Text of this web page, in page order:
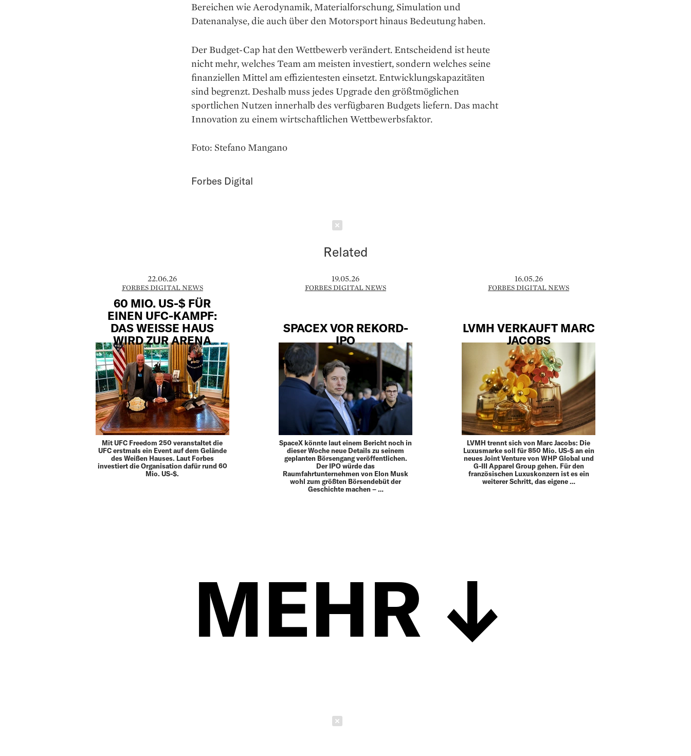
Bereichen wie Aerodynamik, Materialforschung, Simulation und
Datenanalyse, die auch über den Motorsport hinaus Bedeutung haben.
Der Budget-Cap hat den Wettbewerb verändert. Entscheidend ist heute
nicht mehr, welches Team am meisten investiert, sondern welches seine
finanziellen Mittel am effizientesten einsetzt. Entwicklungskapazitäten
sind begrenzt. Deshalb muss jedes Upgrade den größtmöglichen
sportlichen Nutzen innerhalb des verfügbaren Budgets liefern. Das macht
Innovation zu einem wirtschaftlichen Wettbewerbsfaktor.
Foto: Stefano Mangano
Forbes Digital
Related
22.06.26
FORBES DIGITAL NEWS
60 MIO. US-$ FÜR
EINEN UFC-KAMPF:
DAS WEISSE HAUS W
IRD ZUR ARENA
Mit UFC Freedom 250 veranstaltet die
UFC erstmals ein Event auf dem Gelände
des Weißen Hauses. Laut Forbes
investiert die Organisation dafür rund 60
Mio. US-$.
19.05.26
FORBES DIGITAL NEWS
SPACEX VOR REKORD-
IPO
SpaceX könnte laut einem Bericht noch in
dieser Woche neue Details zu seinem
geplanten Börsengang veröffentlichen.
Der IPO würde das
Raumfahrtunternehmen von Elon Musk
wohl zum größten Börsendebüt der
Geschichte machen – …
16.05.26
FORBES DIGITAL NEWS
LVMH VERKAUFT MARC
JACOBS
LVMH trennt sich von Marc Jacobs: Die
Luxusmarke soll für 850 Mio. US-$ an ein
neues Joint Venture von WHP Global und
G-III Apparel Group gehen. Für den
französischen Luxuskonzern ist es ein
weiterer Schritt, das eigene …
MEHR